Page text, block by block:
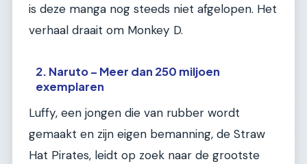
is deze manga nog steeds niet afgelopen. Het
verhaal draait om Monkey D.
2. Naruto – Meer dan 250 miljoen
exemplaren
Luffy, een jongen die van rubber wordt
gemaakt en zijn eigen bemanning, de Straw
Hat Pirates, leidt op zoek naar de grootste